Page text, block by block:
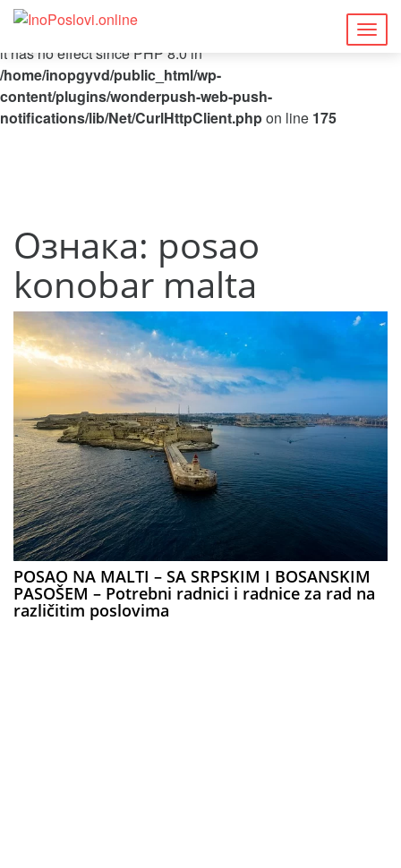
Deprecated: Function curl_close() is deprecated since 8.5, as
it has no effect since PHP 8.0 in
/home/inopgyvd/public_html/wp-
content/plugins/wonderpush-web-push-
notifications/lib/Net/CurlHttpClient.phpon line 175
Ознака: posao
konobar malta
POSAO NA MALTI – SA SRPSKIM I BOSANSKIM
PASOŠEM – Potrebni radnici i radnice za rad na
različitim poslovima